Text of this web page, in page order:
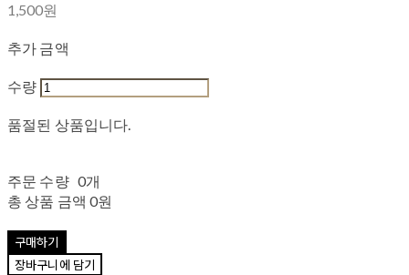
1,500원
추가 금액
수량
품절된 상품입니다.
주문 수량 0개
총 상품 금액 0원
구매하기
장바구니에 담기